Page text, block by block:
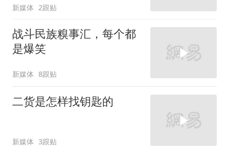
新媒体 2跟贴
战斗民族糗事汇，每个都
是爆笑
新媒体 8跟贴
二货是怎样找钥匙的
新媒体 3跟贴